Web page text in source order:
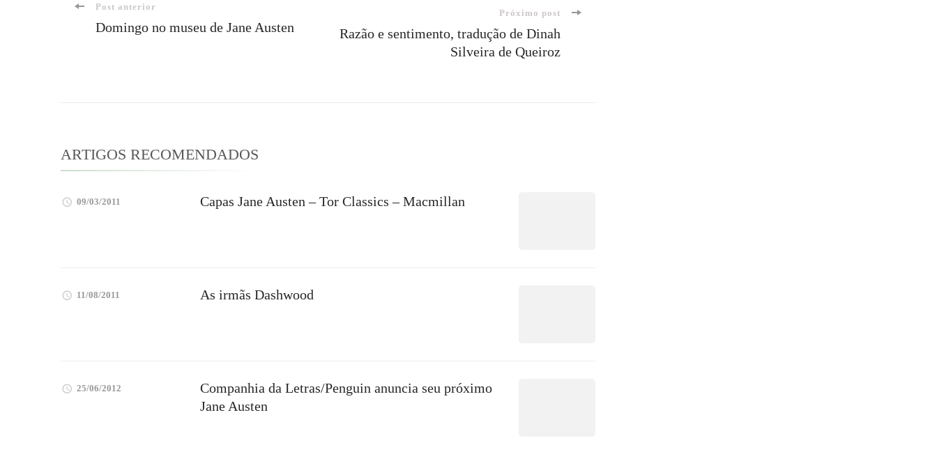
Navegação
Post anterior
Domingo no museu de Jane Austen
Próximo post
Razão e sentimento, tradução de Dinah
Silveira de Queiroz
ARTIGOS RECOMENDADOS
09/03/2011 Capas Jane Austen – Tor Classics – Macmillan
11/08/2011 As irmãs Dashwood
25/06/2012
Companhia da Letras/Penguin anuncia seu próximo
Jane Austen